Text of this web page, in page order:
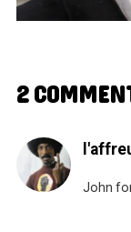
2
John